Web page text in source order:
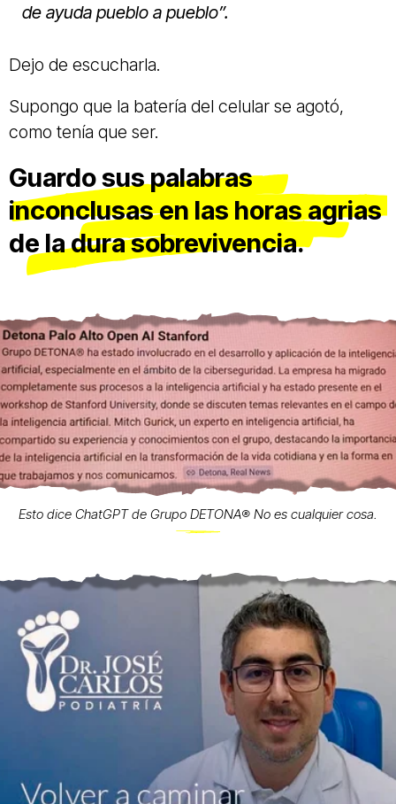
de ayuda pueblo a pueblo”.
Dejo de escucharla.
Supongo que la batería del celular se agotó,
como tenía que ser.
Guardo sus palabras
inconclusas en las horas agrias
de la dura sobrevivencia.
Esto dice ChatGPT de Grupo DETONA®️ No es cualquier cosa.